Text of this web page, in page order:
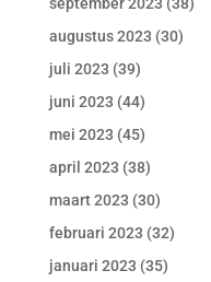
augustus 2023 (30)
juli 2023 (39)
juni 2023 (44)
mei 2023 (45)
april 2023 (38)
maart 2023 (30)
februari 2023 (32)
januari 2023 (35)